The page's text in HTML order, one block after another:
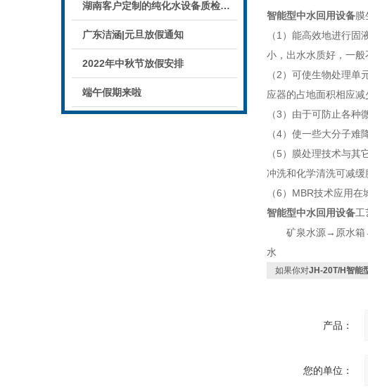
智能型中水回用设备膜
（1）能高效地进行
小，出水水质好，一般
（2）可使生物处理
应器的占地面积相应减
（3）由于可防止各
（4）使一些大分子难
（5）膜处理技术与
冲洗和化学清洗可减缓
（6）MBR技术应用
智能型中水回用设备工
矿泉水源→原水箱→
水
如果你对JH-20T/H智能
产品：
您的单位：
湖南客户定制的纯化水设备质检后准备发货！
广东洁涵|元旦放假通知
2022年中秋节放假安排
端午假期来啦